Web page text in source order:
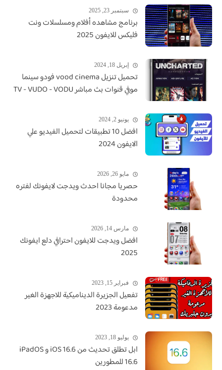
سبتمبر 23, 2025
برنامج مشاهده أفلام ومسلسلات ونت
فليكس للايفون 2025
إبريل 18, 2024
تحميل تنزيل vood cinema فودو سينما
موفي قنوات بث مباشر TV - VUDO - VODU
يونيو 2, 2024
افضل 10 تطبيقات لتحميل الفيديو علي
الايفون 2024
مايو 26, 2026
حصريا مجانا احدث ويدجت لايفونك لفتره
محدودة
مارس 14, 2026
افضل ويدجت للايفون احترافي دلع ايفونك
2025
فبراير 15, 2023
تفعيل الجزيرة الديناميكية للاجهزة الغير
مدعومة 2023
يوليو 18, 2023
ابل تطلق تحديث من iOS 16.6 و iPadOS
16.6 للمطورين